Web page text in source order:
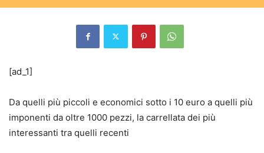
[ad_1]
Da quelli più piccoli e economici sotto i 10 euro a quelli più
imponenti da oltre 1000 pezzi, la carrellata dei più
interessanti tra quelli recenti